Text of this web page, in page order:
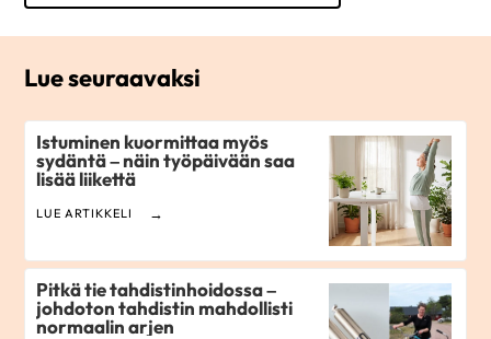
Lue seuraavaksi
Istuminen kuormittaa myös
sydäntä – näin työpäivään saa
lisää liikettä
LUE ARTIKKELI
Pitkä tie tahdistinhoidossa –
johdoton tahdistin mahdollisti
normaalin arjen